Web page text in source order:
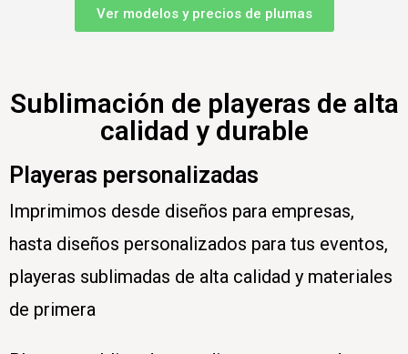
Ver modelos y precios de plumas
Sublimación de playeras de alta
calidad y durable
Playeras personalizadas
Imprimimos desde diseños para empresas,
hasta diseños personalizados para tus eventos,
playeras sublimadas de alta calidad y materiales
de primera